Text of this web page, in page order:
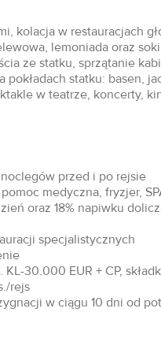
kolacja w restauracjach
lemoniada oraz
ze statku, sprzątanie
statku: basen,
w teatrze, koncerty,
przed i po rejsie
medyczna, fryzjer,
oraz 18% napiwku
specjalistycznych
30.000 EUR + CP,
rejs
w ciągu 10 dni od